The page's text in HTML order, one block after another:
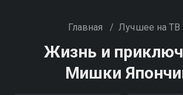
Главная / Лучшее на ТВ
Жизнь и
Мишки